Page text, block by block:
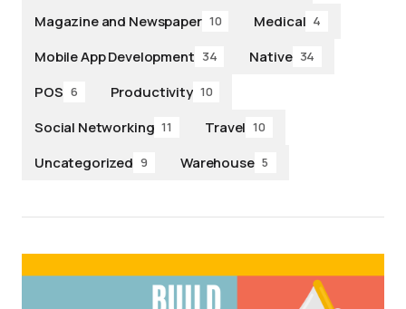
Magazine and Newspaper 10 Medical 4
Mobile App Development 34 Native 34
POS 6 Productivity 10
Social Networking 11 Travel 10
Uncategorized 9 Warehouse 5